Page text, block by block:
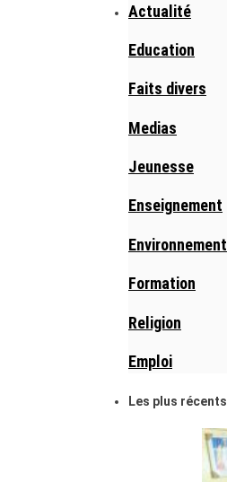
Actualité
Education
Faits divers
Medias
Jeunesse
Enseignement
Environnement
Formation
Religion
Emploi
Les plus récents